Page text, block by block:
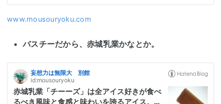
www.mousouryoku.com
バスチーだから、赤城乳業かなとか。